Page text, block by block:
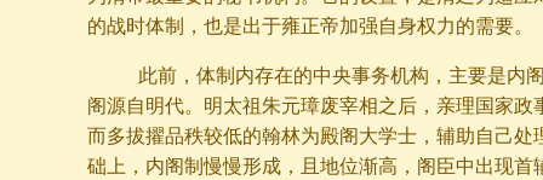
的战时体制，也是出于雍正帝加强自身权力的需要。
此前，体制内存在的中央事务机构，主要是内
阁源自明代。明太祖朱元璋废宰相之后，亲理国家政
而多拔擢品秩较低的翰林为殿阁大学士，辅助自己处
础上，内阁制慢慢形成，且地位渐高，阁臣中出现首